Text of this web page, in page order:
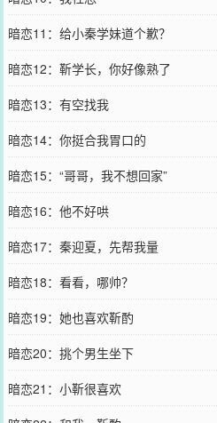
暗恋11：给小秦学妹道个歉？
暗恋12：靳学长，你好像熟了
暗恋13：有空找我
暗恋14：你挺合我胃口的
暗恋15：“哥哥，我不想回家”
暗恋16：他不好哄
暗恋17：秦迎夏，先帮我量
暗恋18：看看，哪帅？
暗恋19：她也喜欢靳酌
暗恋20：挑个男生坐下
暗恋21：小靳很喜欢